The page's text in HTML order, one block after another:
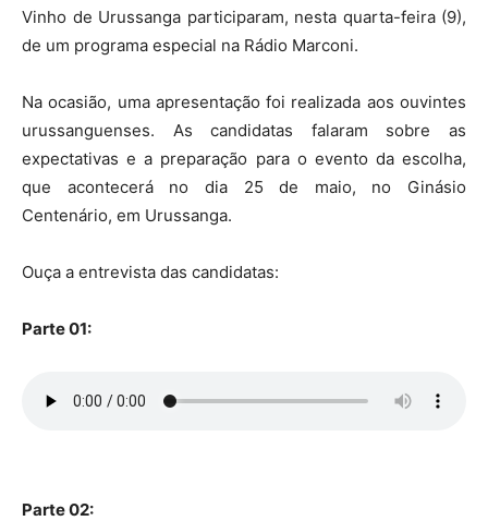
Vinho de Urussanga participaram, nesta quarta-feira (9),
de um programa especial na Rádio Marconi.
Na ocasião, uma apresentação foi realizada aos ouvintes
urussanguenses. As candidatas falaram sobre as
expectativas e a preparação para o evento da escolha,
que acontecerá no dia 25 de maio, no Ginásio
Centenário, em Urussanga.
Ouça a entrevista das candidatas:
Parte 01:
Parte 02: